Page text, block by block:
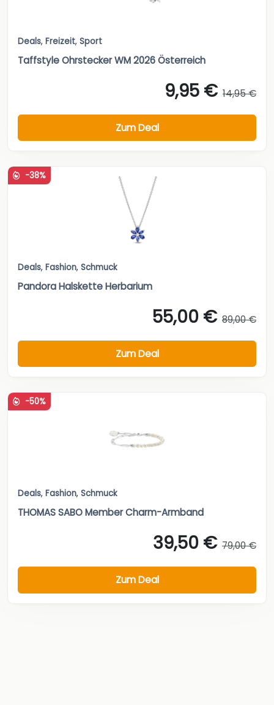
Deals, Freizeit, Sport
Taffstyle Ohrstecker WM 2026 Österreich
9,95 € 14,95 €
Zum Deal
-38%
Deals, Fashion, Schmuck
Pandora Halskette Herbarium
55,00 € 89,00 €
Zum Deal
-50%
Deals, Fashion, Schmuck
THOMAS SABO Member Charm-Armband
39,50 € 79,00 €
Zum Deal